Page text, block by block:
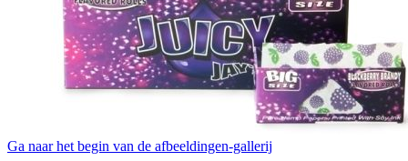
Ga naar het begin van de afbeeldingen-gallerij